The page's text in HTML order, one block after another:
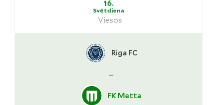
16.
Svētdiena
Viesos
Riga FC
-
FK Metta